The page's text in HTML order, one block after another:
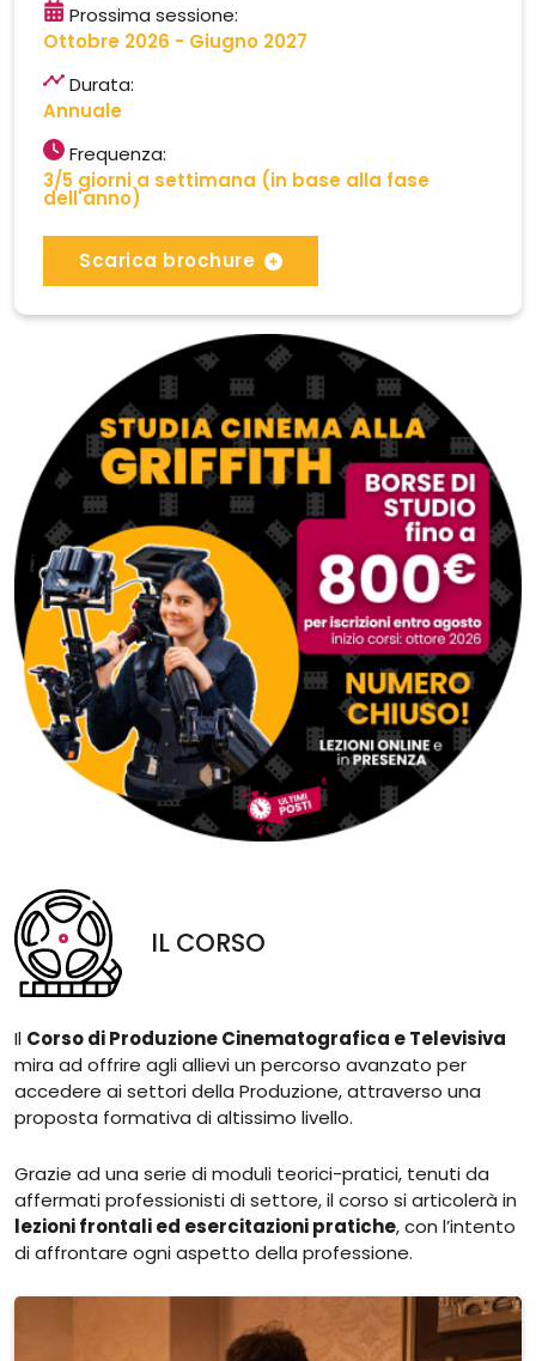
Prossima sessione:
Ottobre 2026 - Giugno 2027
Durata:
Annuale
Frequenza:
3/5 giorni a settimana (in base alla fase
dell'anno)
Scarica brochure
IL CORSO
Il Corso di Produzione Cinematografica e Televisiva
mira ad offrire agli allievi un percorso avanzato per
accedere ai settori della Produzione, attraverso una
proposta formativa di altissimo livello.
Grazie ad una serie di moduli teorici-pratici, tenuti da
affermati professionisti di settore, il corso si articolerà in
lezioni frontali ed esercitazioni pratiche, con l’intento
di affrontare ogni aspetto della professione.